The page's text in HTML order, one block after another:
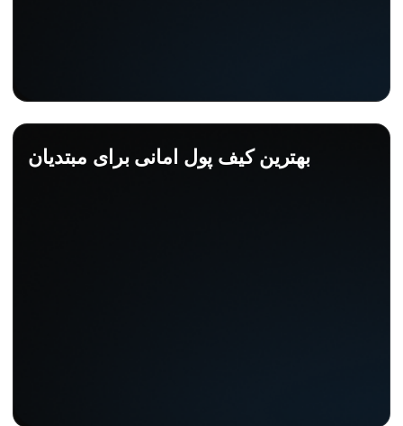
بهترین کیف پول امانی برای مبتدیان